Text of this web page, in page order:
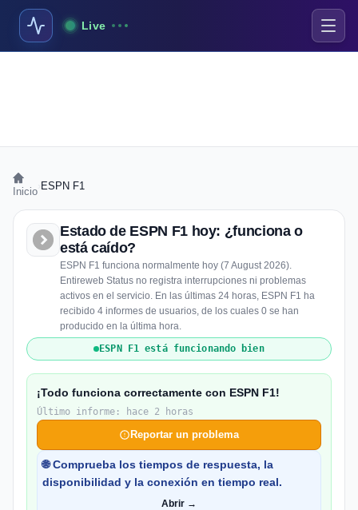
Live
Inicio ESPN F1
Estado de ESPN F1 hoy: ¿funciona o
está caído?
ESPN F1 funciona normalmente hoy (7 August 2026).
Entireweb Status no registra interrupciones ni problemas
activos en el servicio. En las últimas 24 horas, ESPN F1 ha
recibido 4 informes de usuarios, de los cuales 0 se han
producido en la última hora.
ESPN F1 está funcionando bien
¡Todo funciona correctamente con ESPN F1!
Último informe: hace 2 horas
Reportar un problema
🌐 Comprueba los tiempos de respuesta, la
disponibilidad y la conexión en tiempo real.
Abrir →